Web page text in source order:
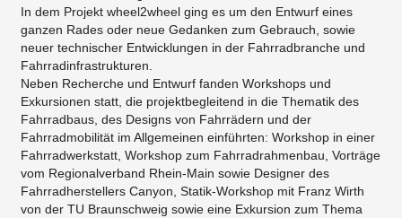
In dem Projekt wheel2wheel ging es um den Entwurf eines
ganzen Rades oder neue Gedanken zum Gebrauch, sowie
neuer technischer Entwicklungen in der Fahrradbranche und
Fahrradinfrastrukturen.
Neben Recherche und Entwurf fanden Workshops und
Exkursionen statt, die projektbegleitend in die Thematik des
Fahrradbaus, des Designs von Fahrrädern und der
Fahrradmobilität im Allgemeinen einführten: Workshop in einer
Fahrradwerkstatt, Workshop zum Fahrradrahmenbau, Vorträge
vom Regionalverband Rhein-Main sowie Designer des
Fahrradherstellers Canyon, Statik-Workshop mit Franz Wirth
von der TU Braunschweig sowie eine Exkursion zum Thema